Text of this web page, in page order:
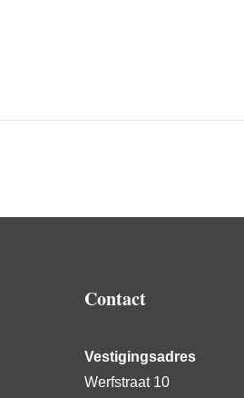
Contact
Vestigingsadres
Werfstraat 10